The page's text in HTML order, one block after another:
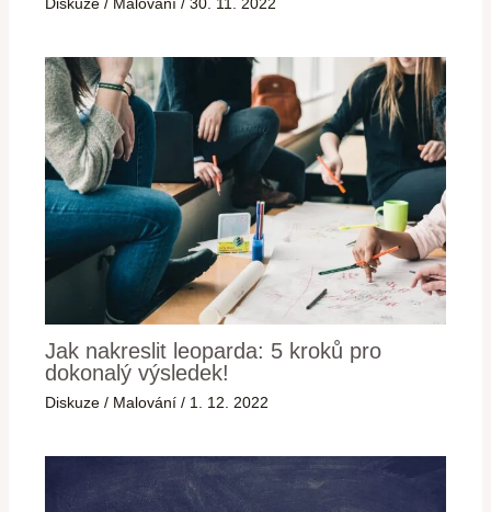
Jak nakreslit leoparda: 5 kroků pro
dokonalý výsledek!
Diskuze / Malování / 1. 12. 2022